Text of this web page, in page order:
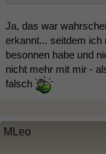
Ja, das war
erkannt... seitdem ich
besonnen habe und
nicht mehr mit mir -
falsch
MLeo